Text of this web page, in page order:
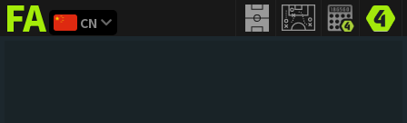
FIFAaddict
CN